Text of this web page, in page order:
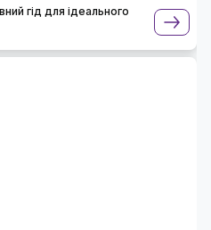
гід для ідеального